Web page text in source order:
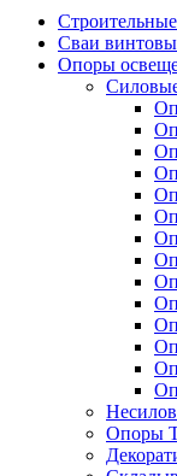
Сваи
Опоры
Опоры